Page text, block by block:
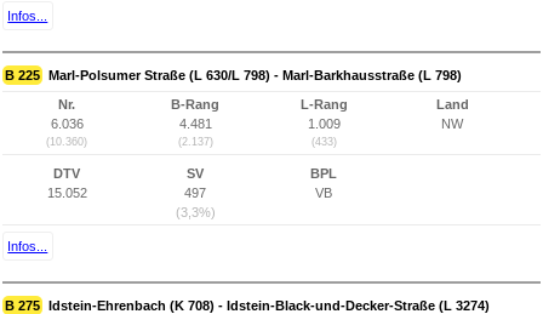
Infos...
B 225 Marl-Polsumer Straße (L 630/L 798) - Marl-Barkhausstraße (L 798)
Nr.
6.036
(10.360)
B-Rang
4.481
(2.137)
L-Rang
1.009
(433)
Land
NW
DTV
15.052
SV
497
(3,3%)
BPL
VB
Infos...
B 275 Idstein-Ehrenbach (K 708) - Idstein-Black-und-Decker-Straße (L 3274)